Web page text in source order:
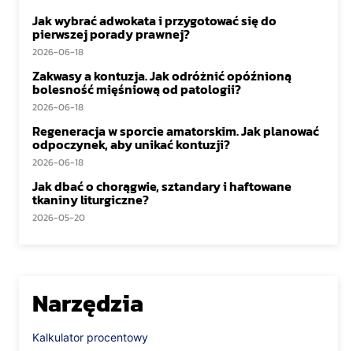
Jak wybrać adwokata i przygotować się do
pierwszej porady prawnej?
2026-06-18
Zakwasy a kontuzja. Jak odróżnić opóźnioną
bolesność mięśniową od patologii?
2026-06-18
Regeneracja w sporcie amatorskim. Jak planować
odpoczynek, aby unikać kontuzji?
2026-06-18
Jak dbać o chorągwie, sztandary i haftowane
tkaniny liturgiczne?
2026-05-20
Narzędzia
Kalkulator procentowy